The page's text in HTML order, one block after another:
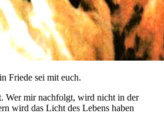
Friede sei mit euch.
Wer mir nachfolgt, wird nicht in der
wird das Licht des Lebens haben